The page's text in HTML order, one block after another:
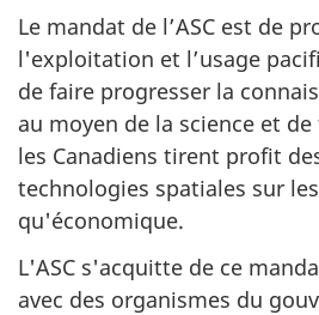
Le mandat de l’ASC est de
l'exploitation et l’usage
de faire progresser la
au moyen de la science et
les Canadiens tirent profit
technologies spatiales sur
qu'économique.
L'ASC s'acquitte de ce
avec des organismes du